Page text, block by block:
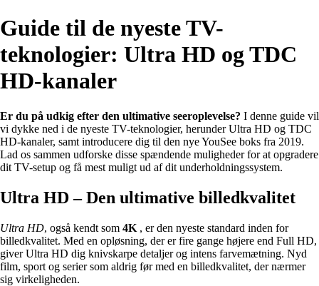
Guide til de nyeste TV-
teknologier: Ultra HD og TDC
HD-kanaler
Er du på udkig efter den ultimative seeroplevelse? I denne guide vil
vi dykke ned i de nyeste TV-teknologier, herunder Ultra HD og TDC
HD-kanaler, samt introducere dig til den nye YouSee boks fra 2019.
Lad os sammen udforske disse spændende muligheder for at opgradere
dit TV-setup og få mest muligt ud af dit underholdningssystem.
Ultra HD – Den ultimative billedkvalitet
Ultra HD, også kendt som 4K , er den nyeste standard inden for
billedkvalitet. Med en opløsning, der er fire gange højere end Full HD,
giver Ultra HD dig knivskarpe detaljer og intens farvemætning. Nyd
film, sport og serier som aldrig før med en billedkvalitet, der nærmer
sig virkeligheden.